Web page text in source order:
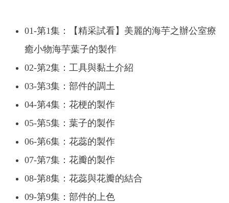
01-第1集：【精采試看】美麗的海芋之辦公室療
癒小物海芋葉子的製作
02-第2集：工具與黏土介紹
03-第3集：部件的調土
04-第4集：花梗的製作
05-第5集：葉子的製作
06-第6集：花蕊的製作
07-第7集：花瓣的製作
08-第8集：花蕊與花瓣的結合
09-第9集：部件的上色